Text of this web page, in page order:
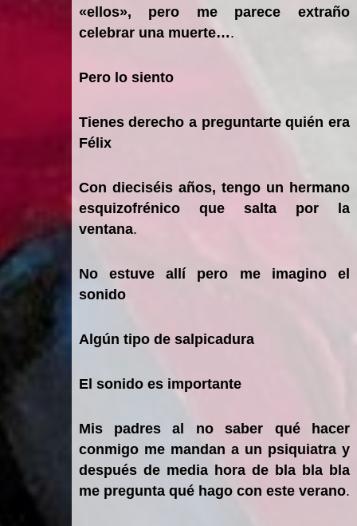
«ellos», pero me parece extraño
celebrar una muerte….
Pero lo siento
Tienes derecho a preguntarte quién era
Félix
Con dieciséis años, tengo un hermano
esquizofrénico que salta por la
ventana.
No estuve allí pero me imagino el
sonido
Algún tipo de salpicadura
El sonido es importante
Mis padres al no saber qué hacer
conmigo me mandan a un psiquiatra y
después de media hora de bla bla bla
me pregunta qué hago con este verano.